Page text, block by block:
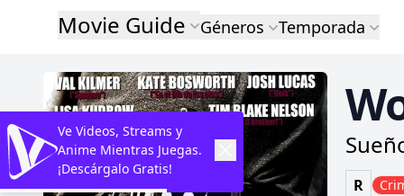
Movie Guide Géneros Temporada
R
Ve Videos, Streams y
Anime Mientras Juegas.
¡Descárgalo Gratis!